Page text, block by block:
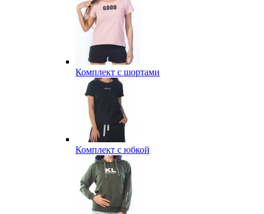
Комплект с шортами
Комплект с юбкой